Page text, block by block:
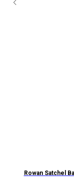
Rowan Satchel